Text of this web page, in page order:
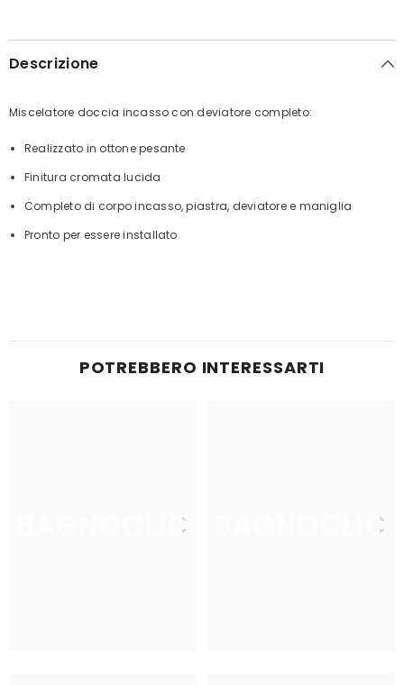
Descrizione
Miscelatore doccia incasso con deviatore completo:
Realizzato in ottone pesante
Finitura cromata lucida
Completo di corpo incasso, piastra, deviatore e maniglia
Pronto per essere installato
POTREBBERO INTERESSARTI
BAGNOCLIC BAGNOCLIC